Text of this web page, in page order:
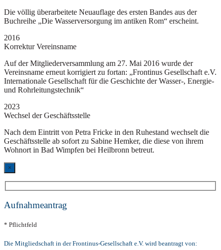
Die völlig überarbeitete Neuauflage des ersten Bandes aus der
Buchreihe „Die Wasserversorgung im antiken Rom“ erscheint.
2016
Korrektur Vereinsname
Auf der Mitgliederversammlung am 27. Mai 2016 wurde der
Vereinsname erneut korrigiert zu fortan: „Frontinus Gesellschaft e.V.
Internationale Gesellschaft für die Geschichte der Wasser-, Energie-
und Rohrleitungstechnik“
2023
Wechsel der Geschäftsstelle
Nach dem Eintritt von Petra Fricke in den Ruhestand wechselt die
Geschäftsstelle ab sofort zu Sabine Hemker, die diese von ihrem
Wohnort in Bad Wimpfen bei Heilbronn betreut.
×
Aufnahmeantrag
* Pflichtfeld
Die Mitgliedschaft in der Frontinus-Gesellschaft e.V. wird beantragt von: